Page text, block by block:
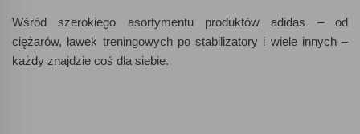
Wśród szerokiego asortymentu produktów adidas – od
ciężarów, ławek treningowych po stabilizatory i wiele innych –
każdy znajdzie coś dla siebie.